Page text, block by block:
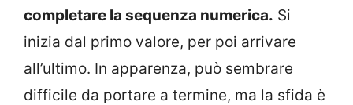
completare la sequenza numerica. Si
inizia dal primo valore, per poi arrivare
all’ultimo. In apparenza, può sembrare
difficile da portare a termine, ma la sfida è